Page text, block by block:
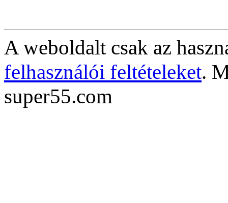
A weboldalt csak az
felhasználói feltételeket.
super55.com